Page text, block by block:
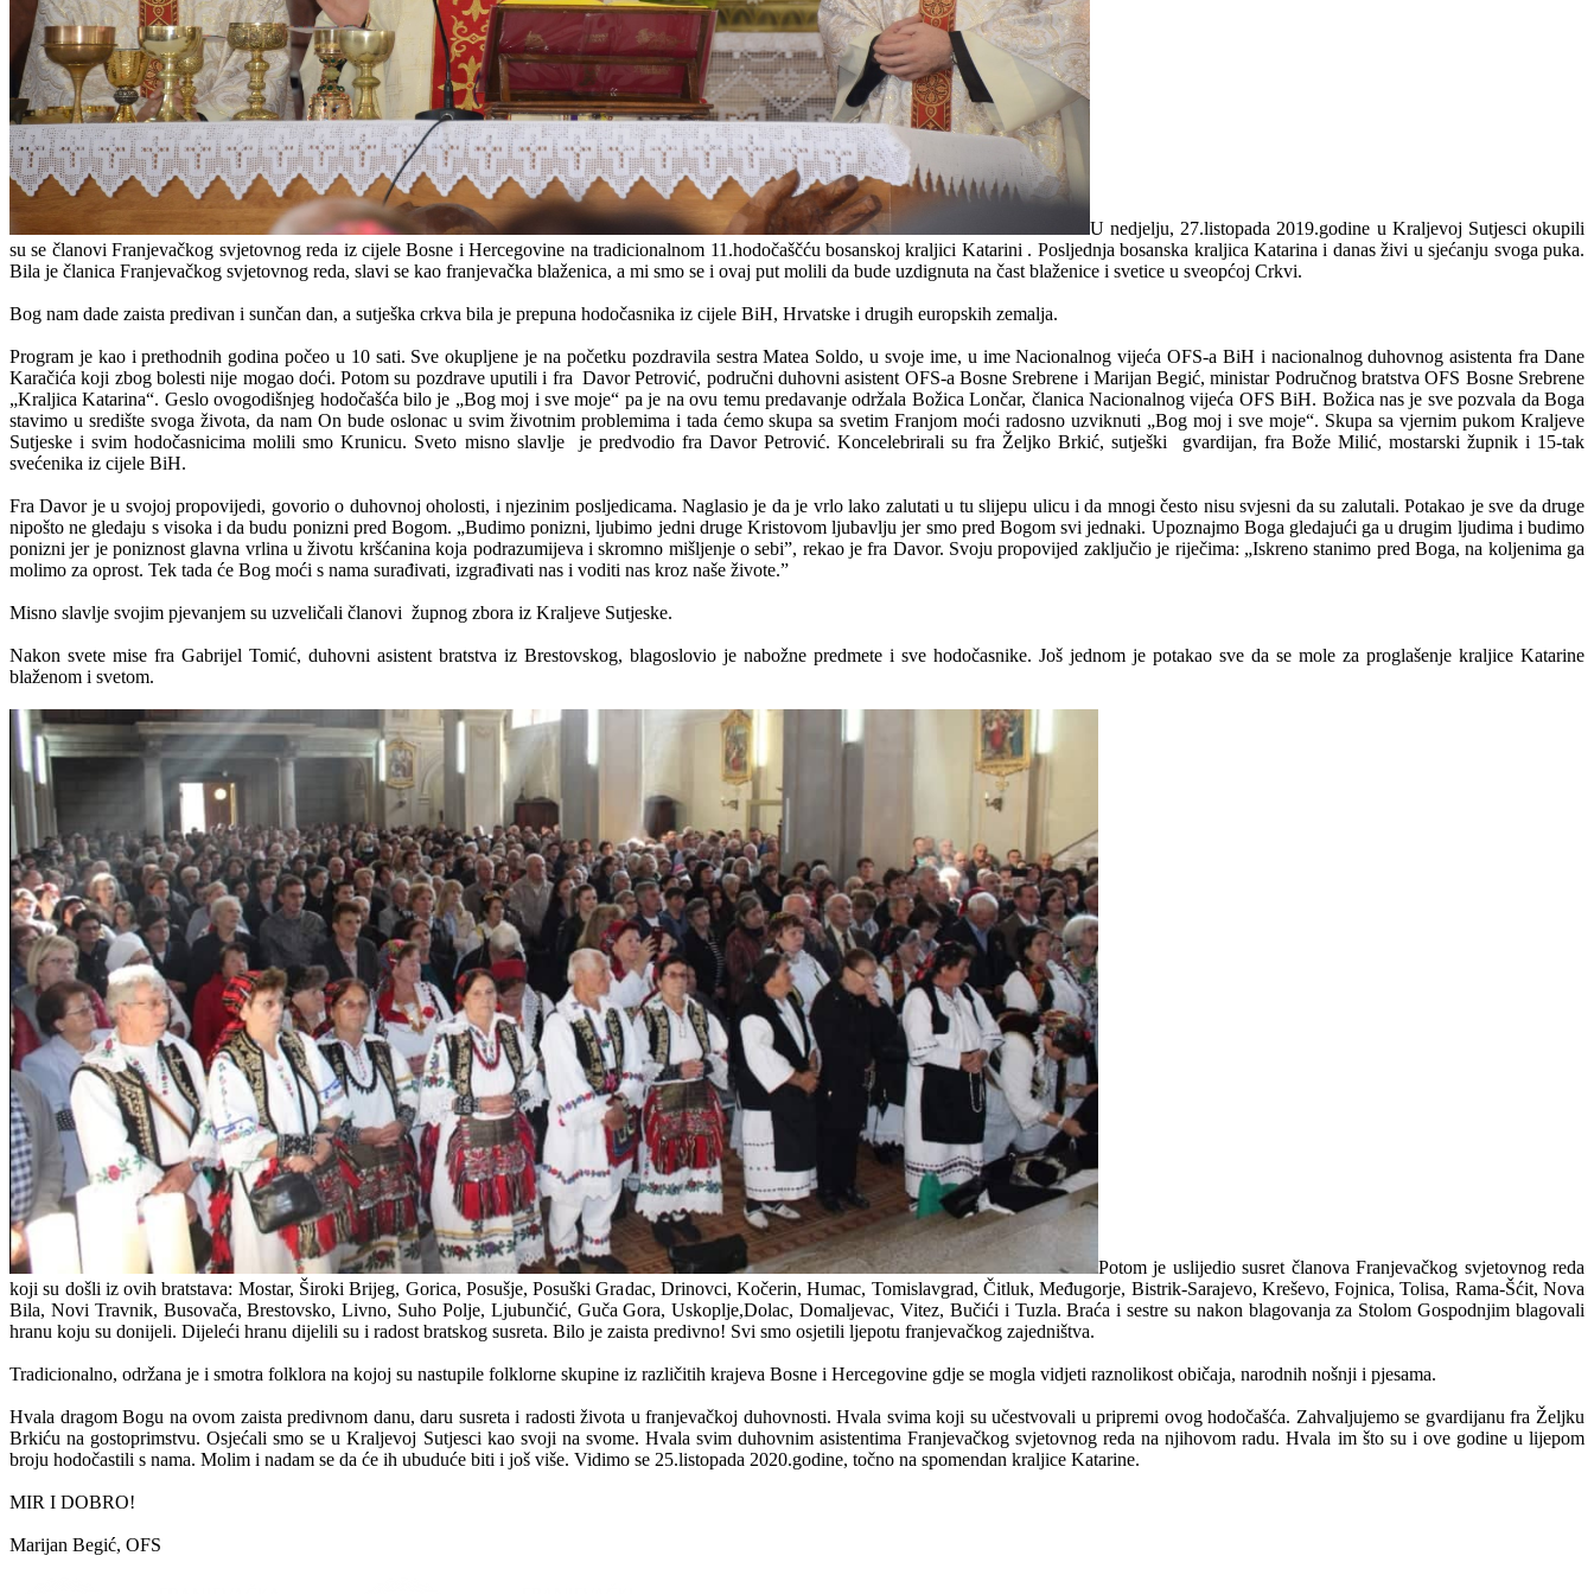
U nedjelju, 27.listopada 2019.godine u Kraljevoj Sutjesci okupili
su se članovi Franjevačkog svjetovnog reda iz cijele Bosne i Hercegovine na tradicionalnom 11.hodočaščću bosanskoj kraljici Katarini . Posljednja bosanska kraljica Katarina i danas živi u sjećanju svoga puka.
Bila je članica Franjevačkog svjetovnog reda, slavi se kao franjevačka blaženica, a mi smo se i ovaj put molili da bude uzdignuta na čast blaženice i svetice u sveopćoj Crkvi.
Bog nam dade zaista predivan i sunčan dan, a sutješka crkva bila je prepuna hodočasnika iz cijele BiH, Hrvatske i drugih europskih zemalja.
Program je kao i prethodnih godina počeo u 10 sati. Sve okupljene je na početku pozdravila sestra Matea Soldo, u svoje ime, u ime Nacionalnog vijeća OFS-a BiH i nacionalnog duhovnog asistenta fra Dane
Karačića koji zbog bolesti nije mogao doći. Potom su pozdrave uputili i fra Davor Petrović, područni duhovni asistent OFS-a Bosne Srebrene i Marijan Begić, ministar Područnog bratstva OFS Bosne Srebrene
„Kraljica Katarina“. Geslo ovogodišnjeg hodočašća bilo je „Bog moj i sve moje“ pa je na ovu temu predavanje održala Božica Lončar, članica Nacionalnog vijeća OFS BiH. Božica nas je sve pozvala da Boga
stavimo u središte svoga života, da nam On bude oslonac u svim životnim problemima i tada ćemo skupa sa svetim Franjom moći radosno uzviknuti „Bog moj i sve moje“. Skupa sa vjernim pukom Kraljeve
Sutjeske i svim hodočasnicima molili smo Krunicu. Sveto misno slavlje je predvodio fra Davor Petrović. Koncelebrirali su fra Željko Brkić, sutješki gvardijan, fra Bože Milić, mostarski župnik i 15-tak
svećenika iz cijele BiH.
Fra Davor je u svojoj propovijedi, govorio o duhovnoj oholosti, i njezinim posljedicama. Naglasio je da je vrlo lako zalutati u tu slijepu ulicu i da mnogi često nisu svjesni da su zalutali. Potakao je sve da druge
nipošto ne gledaju s visoka i da budu ponizni pred Bogom. „Budimo ponizni, ljubimo jedni druge Kristovom ljubavlju jer smo pred Bogom svi jednaki. Upoznajmo Boga gledajući ga u drugim ljudima i budimo
ponizni jer je poniznost glavna vrlina u životu kršćanina koja podrazumijeva i skromno mišljenje o sebi”, rekao je fra Davor. Svoju propovijed zaključio je riječima: „Iskreno stanimo pred Boga, na koljenima ga
molimo za oprost. Tek tada će Bog moći s nama surađivati, izgrađivati nas i voditi nas kroz naše živote.”
Misno slavlje svojim pjevanjem su uzveličali članovi župnog zbora iz Kraljeve Sutjeske.
Nakon svete mise fra Gabrijel Tomić, duhovni asistent bratstva iz Brestovskog, blagoslovio je nabožne predmete i sve hodočasnike. Još jednom je potakao sve da se mole za proglašenje kraljice Katarine
blaženom i svetom.
Potom je uslijedio susret članova Franjevačkog svjetovnog reda
koji su došli iz ovih bratstava: Mostar, Široki Brijeg, Gorica, Posušje, Posuški Gradac, Drinovci, Kočerin, Humac, Tomislavgrad, Čitluk, Međugorje, Bistrik-Sarajevo, Kreševo, Fojnica, Tolisa, Rama-Šćit, Nova
Bila, Novi Travnik, Busovača, Brestovsko, Livno, Suho Polje, Ljubunčić, Guča Gora, Uskoplje,Dolac, Domaljevac, Vitez, Bučići i Tuzla. Braća i sestre su nakon blagovanja za Stolom Gospodnjim blagovali
hranu koju su donijeli. Dijeleći hranu dijelili su i radost bratskog susreta. Bilo je zaista predivno! Svi smo osjetili ljepotu franjevačkog zajedništva.
Tradicionalno, održana je i smotra folklora na kojoj su nastupile folklorne skupine iz različitih krajeva Bosne i Hercegovine gdje se mogla vidjeti raznolikost običaja, narodnih nošnji i pjesama.
Hvala dragom Bogu na ovom zaista predivnom danu, daru susreta i radosti života u franjevačkoj duhovnosti. Hvala svima koji su učestvovali u pripremi ovog hodočašća. Zahvaljujemo se gvardijanu fra Željku
Brkiću na gostoprimstvu. Osjećali smo se u Kraljevoj Sutjesci kao svoji na svome. Hvala svim duhovnim asistentima Franjevačkog svjetovnog reda na njihovom radu. Hvala im što su i ove godine u lijepom
broju hodočastili s nama. Molim i nadam se da će ih ubuduće biti i još više. Vidimo se 25.listopada 2020.godine, točno na spomendan kraljice Katarine.
MIR I DOBRO!
Marijan Begić, OFS